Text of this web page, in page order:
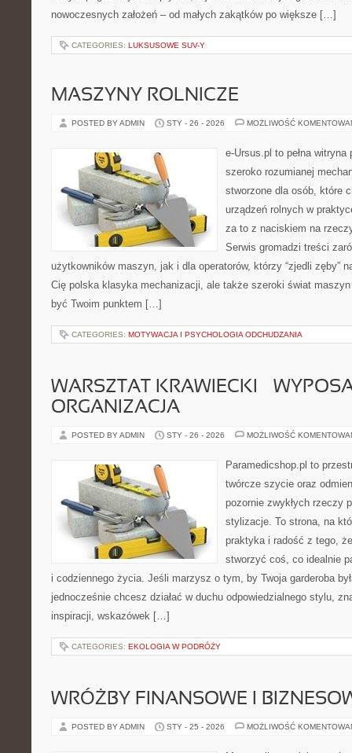
nowoczesnych założeń – od małych zakątków po większe […]
CATEGORIES: LUKSUSOWE SUV-Y
MASZYNY ROLNICZE
POSTED BY ADMIN STY - 26 - 2026 MOŻLIWOŚĆ
e-Ursus.pl to pełna
szeroko rozumianej
stworzone dla osób, które
urządzeń rolnych w
za to z naciskiem na
Serwis gromadzi treści
użytkowników maszyn, jak i dla operatorów, którzy “zjedli zęby”
Cię polska klasyka mechanizacji, ale także szeroki świat
być Twoim punktem […]
CATEGORIES: MOTYWACJA I PSYCHOLOGIA ODCHUDZANIA
WARSZTAT KRAWIECKI –
ORGANIZACJA
POSTED BY ADMIN STY - 26 - 2026 MOŻLIWOŚĆ
Paramedicshop.pl to
twórcze szycie oraz
pozornie zwykłych rzeczy
stylizacje. To strona, na
praktyka i radość z tego,
stworzyć coś, co idealnie
i codziennego życia. Jeśli marzysz o tym, by Twoja garderoba
jednocześnie chcesz działać w duchu odpowiedzialnego stylu,
inspiracji, wskazówek […]
CATEGORIES: EKOLOGIA W PODRÓŻY
WRÓŻBY FINANSOWE I
POSTED BY ADMIN STY - 25 - 2026 MOŻLIWOŚĆ